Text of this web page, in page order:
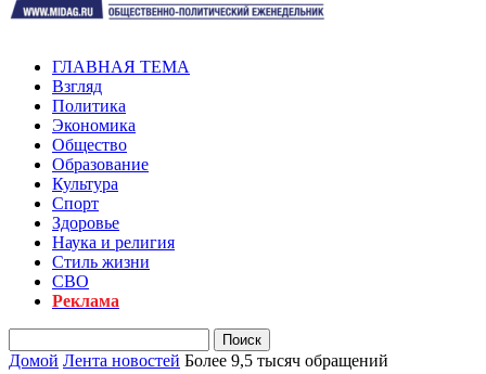
ГЛАВНАЯ ТЕМА
Взгляд
Политика
Экономика
Общество
Образование
Культура
Спорт
Здоровье
Наука и религия
Стиль жизни
СВО
Реклама
Домой Лента новостей Более 9,5 тысяч обращений